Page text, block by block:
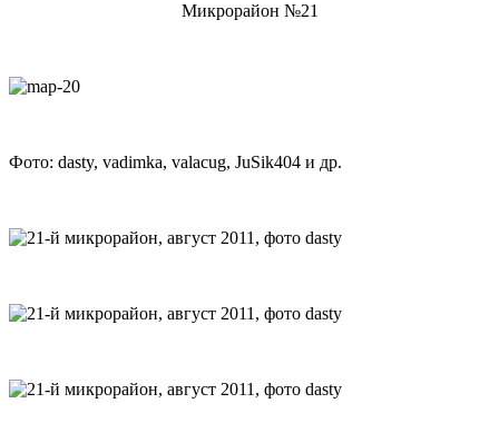
Микрорайон №21
Фото: dasty, vadimka, valacug, JuSik404 и др.